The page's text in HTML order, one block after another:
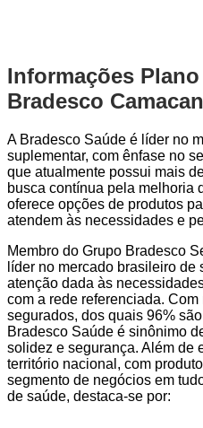
Informações
Bradesco Camacan
A Bradesco Saúde é líder no
suplementar, com ênfase no
que atualmente possui mais
busca contínua pela melhoria
oferece opções de produtos
atendem às necessidades e
Membro do Grupo Bradesco
líder no mercado brasileiro
atenção dada às
com a rede referenciada.
segurados, dos quais 96%
Bradesco Saúde é sinônimo
solidez e segurança. Além de
território nacional, com
segmento de negócios em
de saúde, destaca-se por: